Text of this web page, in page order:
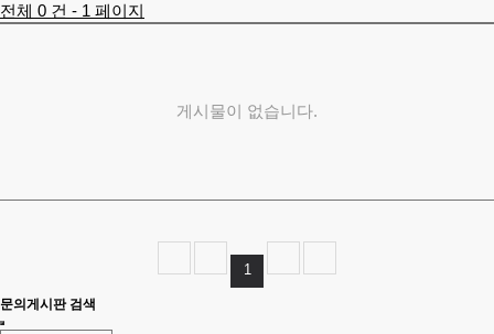
전체 0 건 - 1 페이지
게시물이 없습니다.
1
문의게시판 검색